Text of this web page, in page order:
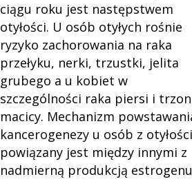
ciągu roku jest następstwem
otyłości. U osób otyłych rośnie
ryzyko zachorowania na raka
przełyku, nerki, trzustki, jelita
grubego a u kobiet w
szczególności raka piersi i
macicy. Mechanizm
kancerogenezy u osób z
powiązany jest między innymi z
nadmierną produkcją